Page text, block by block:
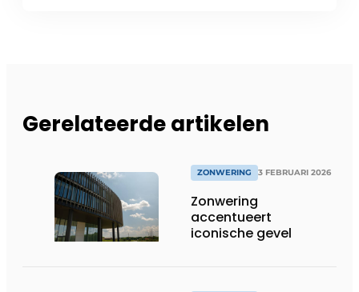
Gerelateerde artikelen
ZONWERING 3 FEBRUARI 2026
Zonwering
accentueert
iconische gevel